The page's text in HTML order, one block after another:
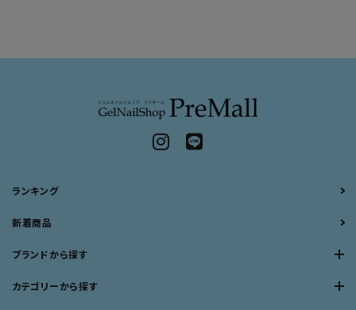
ランキング
新着商品
ブランドから探す
カテゴリーから探す